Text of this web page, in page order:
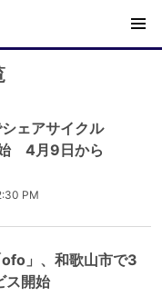
ェアサイクル
始 4月9日から
PM
」、和歌山市で3
ス開始